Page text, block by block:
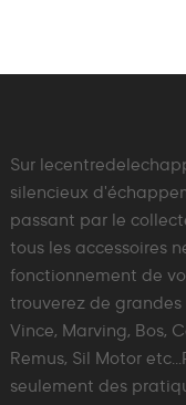
Sur
silencieux
passant par le
tous les accessoires
fonctionnement de
trouverez de grandes
Vince, Marving, Bos,
Remus, Sil Motor
seulement des